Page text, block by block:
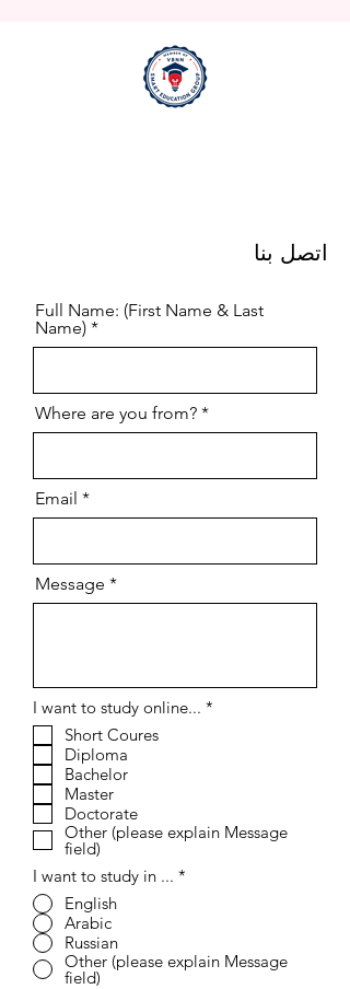
اتصل بنا
Full Name: (First Name & Last
Name)
Where are you from?
Email
Message
I want to study online... *
Short Coures
Diploma
Bachelor
Master
Doctorate
Other (please explain Message
field)
I want to study in ... *
English
Arabic
Russian
Other (please explain Message
field)